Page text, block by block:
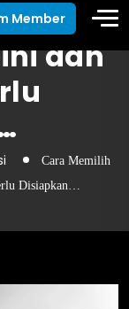
Member
dan
Cara Memilih
Disiapkan…